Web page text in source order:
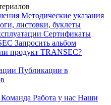
Методические указания
листовки, буклеты
Сертификаты
Запросить альбом
продукт TRANSEC?
Публикации в
Команда Работа у нас Наши